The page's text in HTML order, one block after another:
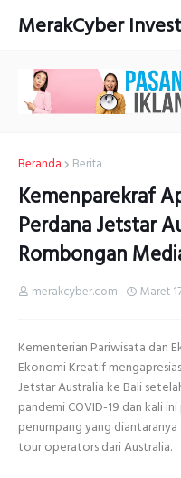
MerakCyber
Beranda Berita
Kemenparekraf
Perdana Jetstar
Rombongan
merakcyber.com Maret
Kementerian Pariwisata dan
Ekonomi Kreatif
Jetstar Australia ke Bali
pandemi COVID-19 dan kali
penumpang yang
tour operators dari Australia.